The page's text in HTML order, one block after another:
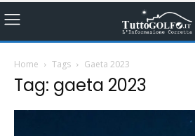
Home Tags Gaeta 2023
Tag: gaeta 2023